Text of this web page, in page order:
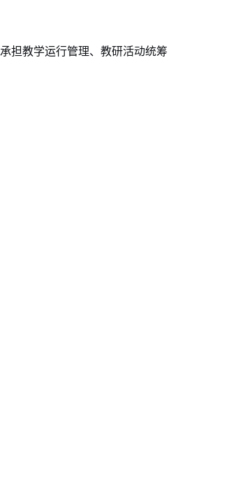
承担教学运行管理、教研活动统筹